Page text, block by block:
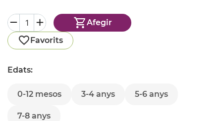
Afegir
Favorits
Edats:
0-12 mesos 3-4 anys 5-6 anys
7-8 anys